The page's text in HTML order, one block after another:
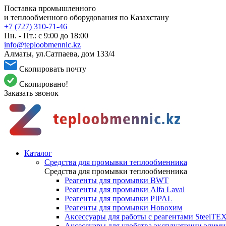
Поставка промышленного
и теплообменного оборудования по Казахстану
+7 (727) 310-71-46
Пн. - Пт.: с 9:00 до 18:00
info@teploobmennic.kz
Алматы, ул.Сатпаева, дом 133/4
Скопировать почту
Скопировано!
Заказать звонок
Каталог
Средства для промывки теплообменника
Средства для промывки теплообменника
Реагенты для промывки BWT
Реагенты для промывки Alfa Laval
Реагенты для промывки PIPAL
Реагенты для промывки Новохим
Аксессуары для работы с реагентами